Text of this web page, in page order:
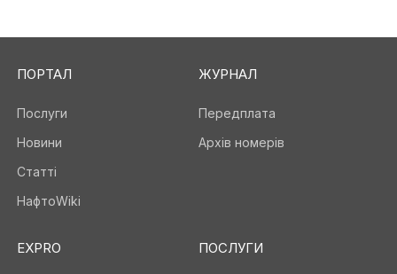
ПОРТАЛ
Послуги
Новини
Статті
НафтоWiki
ЖУРНАЛ
Передплата
Архів номерів
EXPRO ПОСЛУГИ